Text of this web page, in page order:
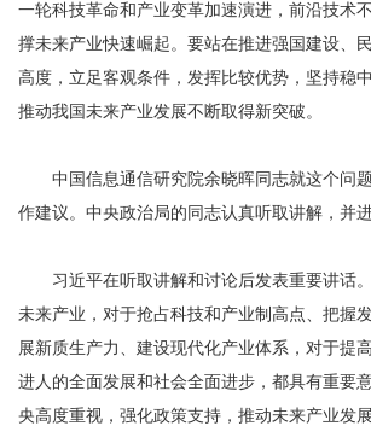
一轮科技革命和产业变革加速演进，前沿技术
撑未来产业快速崛起。要站在推进强国建设、
高度，立足客观条件，发挥比较优势，坚持稳
推动我国未来产业发展不断取得新突破。
中国信息通信研究院余晓晖同志就这个问
作建议。中央政治局的同志认真听取讲解，并进
习近平在听取讲解和讨论后发表重要讲话
未来产业，对于抢占科技和产业制高点、把握
展新质生产力、建设现代化产业体系，对于提
进人的全面发展和社会全面进步，都具有重要
央高度重视，强化政策支持，推动未来产业发